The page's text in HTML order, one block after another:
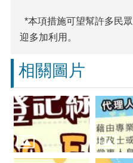
*本項措施可望幫許多民
迎多加利用。
相關圖片